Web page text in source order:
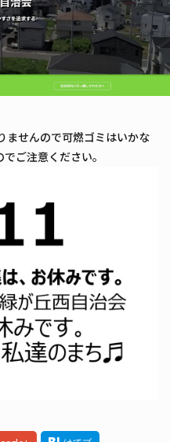
ませんので可燃ゴミはいかな
ご注意ください。